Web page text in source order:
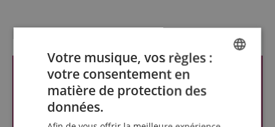
l'évaluation des clients
Votre musique, vos règles :
votre consentement en
matière de protection des
données.